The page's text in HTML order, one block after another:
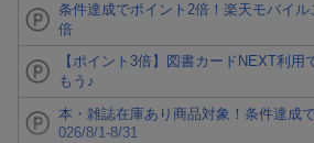
条件達成でポイント2倍！楽天モバイ
倍
【ポイント3倍】図書カードNEXT利用
もう♪
本・雑誌在庫あり商品対象！条件達成
026/8/1-8/31